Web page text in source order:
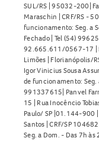
SUL/RS | 95032-200|
Maraschin | CRF/RS -
funcionamento: Seg. a
Fechado | Tel (54)
92.665.611/0567-17 |
Limões | Florianópolis/
Igor Vinicius Sousa
de funcionamento: Seg.
991337615| Panvel
15 | Rua Inocêncio
Paulo/ SP |01.144-900
Santos | CRF/SP
Seg. a Dom. - Das 7h